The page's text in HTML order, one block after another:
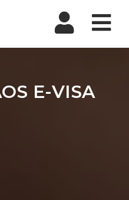
E-VISA